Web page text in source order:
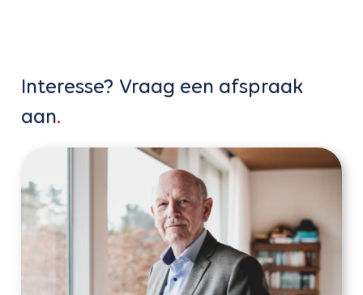
Interesse? Vraag een afspraak
aan